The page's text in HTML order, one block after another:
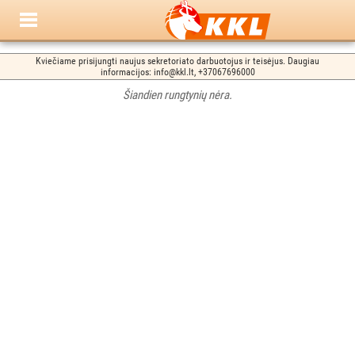
Kviečiame prisijungti naujus sekretoriato darbuotojus ir teisėjus. Daugiau
informacijos: info@kkl.lt, +37067696000
Šiandien rungtynių nėra.